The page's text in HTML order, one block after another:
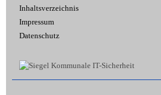
Inhaltsverzeichnis
Impressum
Datenschutz